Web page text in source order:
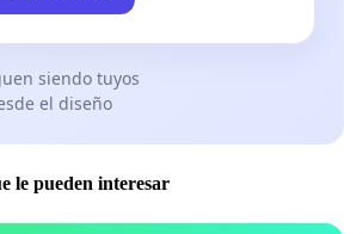
siendo tuyos
el diseño
le pueden interesar